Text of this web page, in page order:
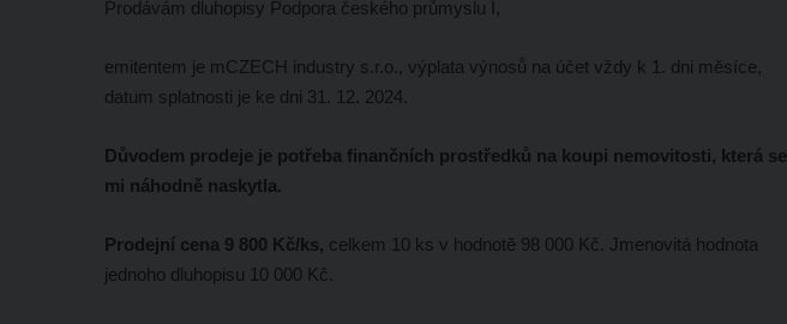
Prodávám dluhopisy Podpora českého průmyslu I,
emitentem je mCZECH industry s.r.o., výplata výnosů na účet vždy k 1. dni měsíce,
datum splatnosti je ke dni 31. 12. 2024.
Důvodem prodeje je potřeba finančních prostředků na koupi nemovitosti, která se
mi náhodně naskytla.
Prodejní cena 9 800 Kč/ks, celkem 10 ks v hodnotě 98 000 Kč. Jmenovitá hodnota
jednoho dluhopisu 10 000 Kč.